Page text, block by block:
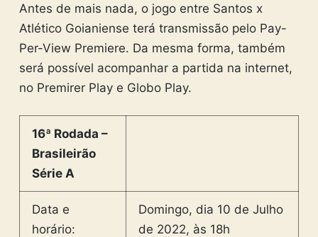
Antes de mais nada, o jogo entre Santos x
Atlético Goianiense terá transmissão pelo Pay-
Per-View Premiere. Da mesma forma, também
será possível acompanhar a partida na internet,
no Premirer Play e Globo Play.
16ª Rodada –
Brasileirão
Série A
Data e
horário:
Domingo, dia 10 de Julho
de 2022, às 18h